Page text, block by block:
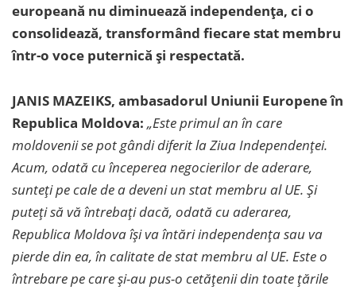
europeană nu diminuează independența, ci o
consolidează, transformând fiecare stat membru
într-o voce puternică și respectată.
JANIS MAZEIKS, ambasadorul Uniunii Europene în
Republica Moldova: „Este primul an în care
moldovenii se pot gândi diferit la Ziua Independenței.
Acum, odată cu începerea negocierilor de aderare,
sunteți pe cale de a deveni un stat membru al UE. Și
puteți să vă întrebați dacă, odată cu aderarea,
Republica Moldova își va întări independența sau va
pierde din ea, în calitate de stat membru al UE. Este o
întrebare pe care și-au pus-o cetățenii din toate țările